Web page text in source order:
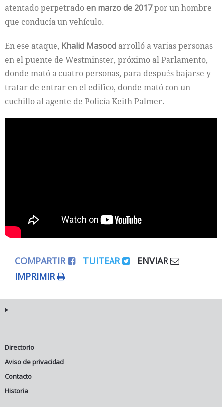
atentado perpetradoen marzo de 2017por un hombre
que conducía un vehículo.
En ese ataque, Khalid Masood arrolló a varias personas
en el puente de Westminster, próximo al Parlamento,
donde mató a cuatro personas, para después bajarse y
tratar de entrar en el edifico, donde mató con un
cuchillo al agente de Policía Keith Palmer.
COMPARTIR TUITEAR
ENVIAR
IMPRIMIR
Directorio
Aviso de privacidad
Contacto
Historia